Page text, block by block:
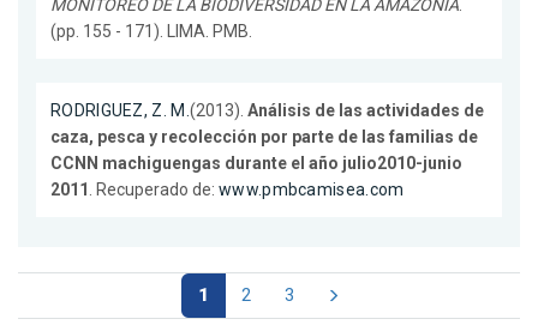
MONITOREO DE LA BIODIVERSIDAD EN LA AMAZONIA.
(pp. 155 - 171). LIMA. PMB.
RODRIGUEZ, Z. M.(2013). Análisis de las actividades de
caza, pesca y recolección por parte de las familias de
CCNN machiguengas durante el año julio2010-junio
2011 . Recuperado de: www.pmbcamisea.com
1 2 3